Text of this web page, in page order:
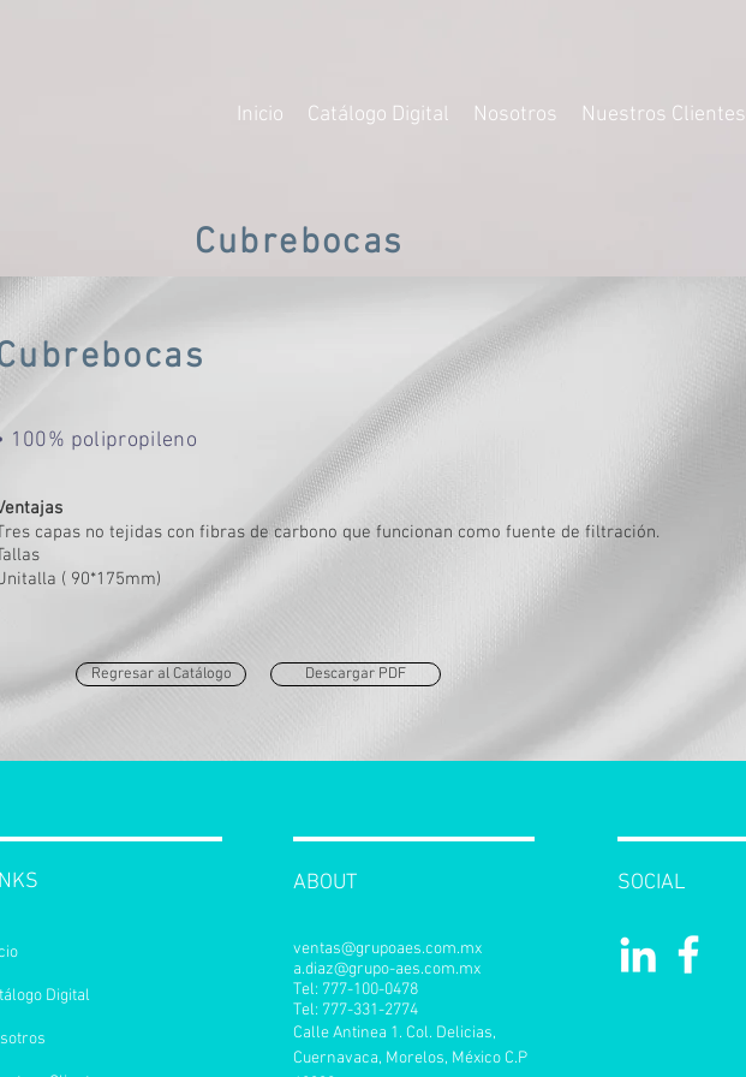
Inicio Catálogo Digital Nosotros Nuestros Clientes
Cubrebocas
100% polipropileno
capas no tejidas con fibras de carbono que funcionan como fuente de filtración.
( 90*175mm)
Regresar al Catálogo Descargar PDF
Digital
ABOUT
ventas@grupoaes.com.mx
a.diaz@grupo-aes.com.mx
Tel: 777-100-0478
Tel: 777-331-2774
Calle Antinea 1. Col. Delicias,
Cuernavaca, Morelos, México C.P
SOCIAL